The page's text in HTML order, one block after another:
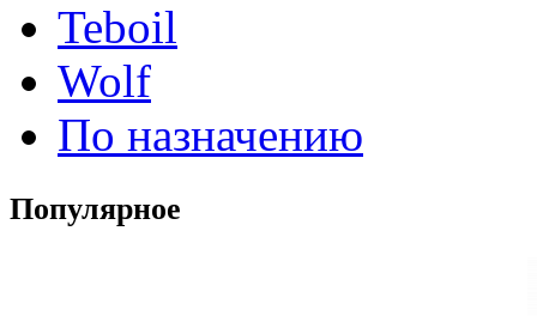
Teboil
Wolf
По назначению
Популярное